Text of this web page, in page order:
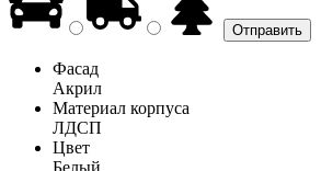
Фасад
Акрил
Материал корпуса
ЛДСП
Цвет
Белый